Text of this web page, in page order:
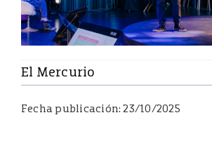
El Mercurio
Fecha publicación: 23/10/2025